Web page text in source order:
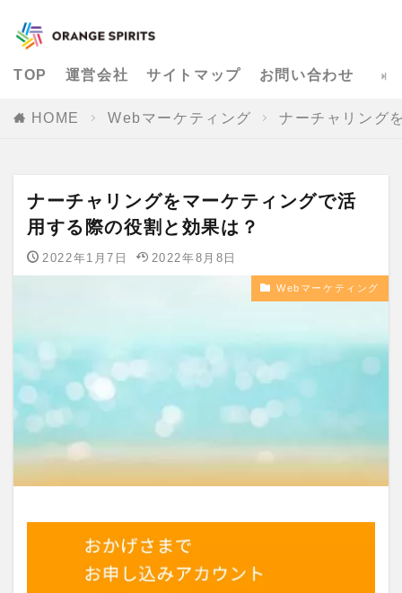
TOP 運営会社 サイトマップ お問い合わせ
HOME Webマーケティング ナーチャリング
ナーチャリングをマーケティングで活
用する際の役割と効果は？
2022年1月7日 2022年8月8日
Webマーケティング